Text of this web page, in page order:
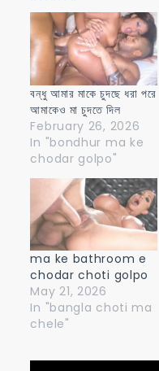
বন্ধু আমার মাকে চুদছে ধরা পরে
আমাকেও মা চুদতে দিল
February 26, 2026
In "bondhur ma ke
chodar golpo"
ma ke bathroom e
chodar choti golpo
May 21, 2026
In "bangla choti ma
chele"